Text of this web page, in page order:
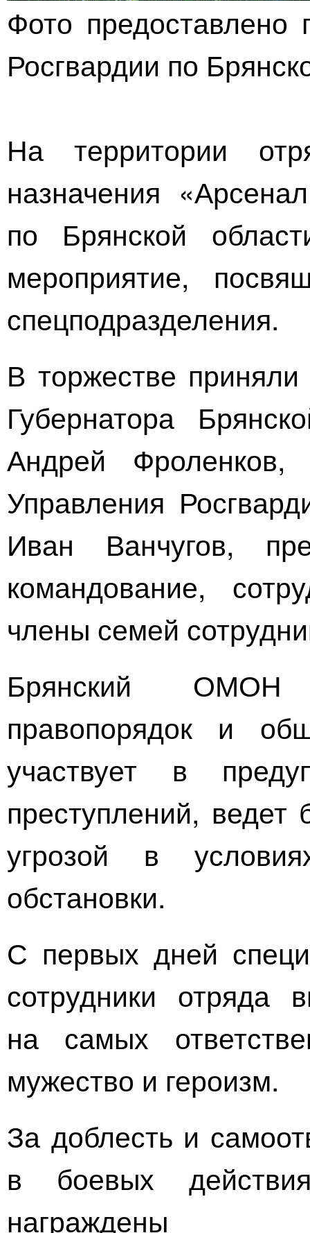
Фото предоставлено
Росгвардии по
На территории
назначения
по Брянской
мероприятие,
спецподразделения.
В торжестве
Губернатора
Андрей Фроленков,
Управления
Иван Ванчугов,
командование,
члены семей
Брянский ОМОН
правопорядок и
участвует в
преступлений, ведет
угрозой в
обстановки.
С первых дней
сотрудники отряда
на самых
мужество и героизм.
За доблесть и
в боевых
награждены